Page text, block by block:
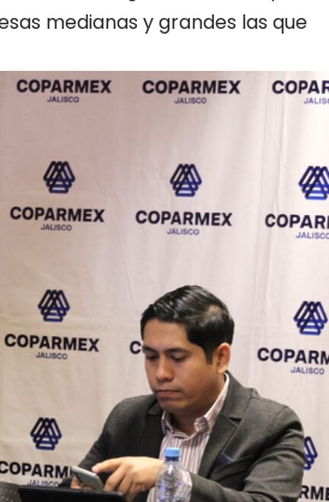
medianas y grandes las que